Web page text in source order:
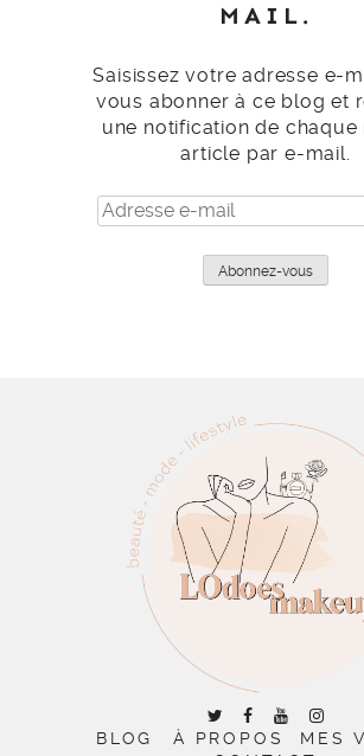
MAIL.
Saisissez votre adresse e-
vous abonner à ce blog et
une notification de chaque
article par e-mail.
Adresse
e-
Abonnez-vous
BLOG À PROPOS
MES